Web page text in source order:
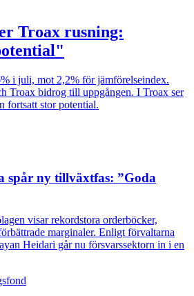
Troax rusning:
i juli, mot 2,2% för jämförelseindex.
Troax bidrog till uppgången. I Troax ser
fortsatt stor potential.
spår ny tillväxtfas: ”Goda
visar rekordstora orderböcker,
marginaler. Enligt förvaltarna
Heidari går nu försvarssektorn in i en